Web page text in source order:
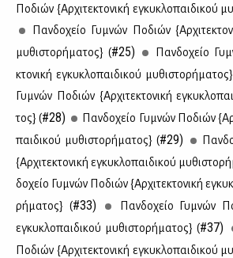
Πο­διών {Αρ­χι­τε­κτο­νι­κή εγκυ­κλο­παι­δι­κού
Παν­δο­χείο Γυ­μνών Πο­διών
μυ­θι­στο­ρή­μα­τος} (#25)
Παν­δο­χείο
κτο­νι­κή εγκυ­κλο­παι­δι­κού
Γυ­μνών Πο­διών {Αρ­χι­τε­κτο­νι­κή
τος} (#28)
Παν­δο­χείο Γυ­μνών Πο­διών
παι­δι­κού μυ­θι­στο­ρή­μα­τος} (#29)
{Αρ­χι­τε­κτο­νι­κή εγκυ­κλο­παι­δι­κού
δο­χείο Γυ­μνών Πο­διών {Αρ­χι­τε­κτο­νι­κή
ρή­μα­τος} (#33)
Παν­δο­χείο Γυ­μνών
εγκυ­κλο­παι­δι­κού μυ­θι­στο­ρή­μα­τος} (#37)
Πο­διών {Αρ­χι­τε­κτο­νι­κή εγκυ­κλο­παι­δι­κού